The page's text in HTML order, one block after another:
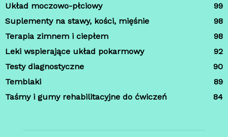
Układ moczowo-płciowy
99
Suplementy na stawy, kości, mięśnie
98
Terapia zimnem i ciepłem
98
Leki wspierające układ pokarmowy
92
Testy diagnostyczne
90
Temblaki
89
Taśmy i gumy rehabilitacyjne do ćwiczeń
84